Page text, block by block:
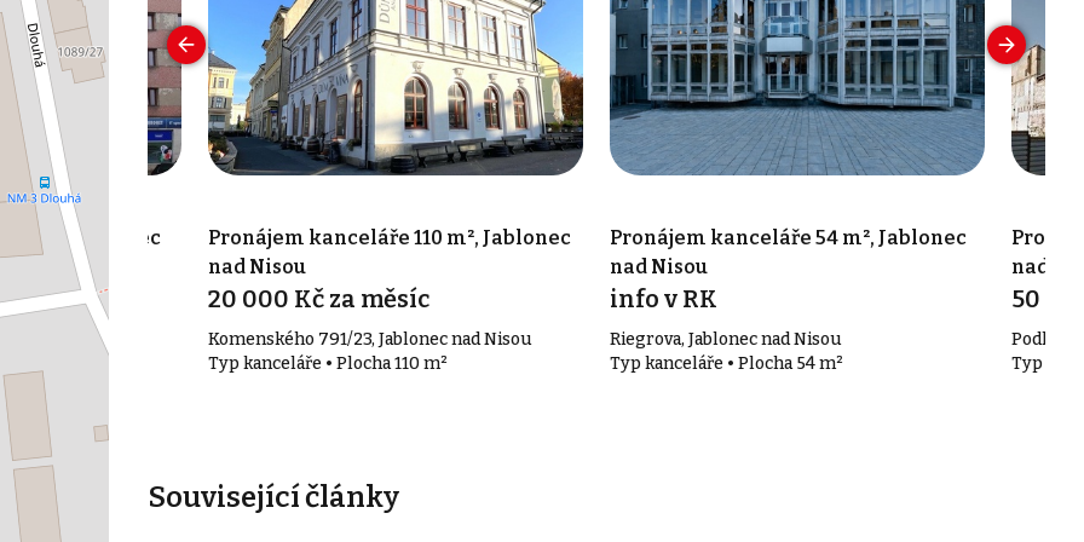
m², Jablonec
nad Nisou
m²
Pronájem kanceláře 110 m², Jablonec
nad Nisou
20 000 Kč za měsíc
Komenského 791/23, Jablonec nad Nisou
Typ kanceláře • Plocha 110 m²
Pronájem kanceláře 54 m², Jablonec
nad Nisou
info v RK
Riegrova, Jablonec nad Nisou
Typ kanceláře • Plocha 54 m²
nad
50 Kč
Typ
Související články